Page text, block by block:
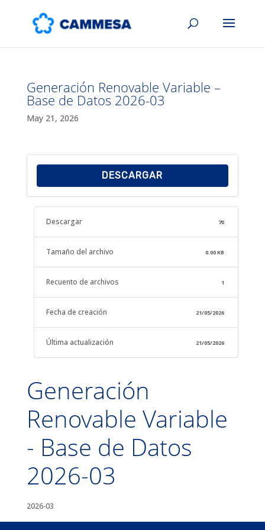
Generación Renovable Variable –
Base de Datos 2026-03
May 21, 2026
DESCARGAR
Descargar 70
Tamaño del archivo 0.00 KB
Recuento de archivos 1
Fecha de creación 21/05/2026
Última actualización 21/05/2026
Generación
Renovable Variable
- Base de Datos
2026-03
2026-03